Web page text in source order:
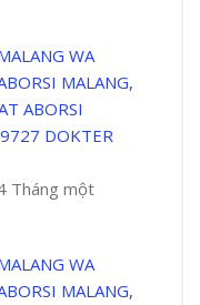
WA
MALANG,
ABORSI
DOKTER
Tháng một
WA
MALANG,